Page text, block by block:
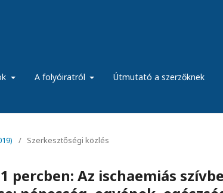
A folyóiratról Útmutató a szerzőknek
/ Szerkesztőségi közlés
percben: Az ischaemiás